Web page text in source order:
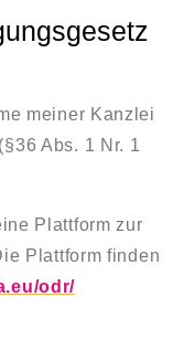
meiner Kanzlei
Abs. 1 Nr. 1
Plattform zur
Plattform finden
odr/